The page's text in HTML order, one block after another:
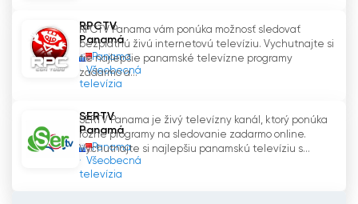
RPCTV
Panamá
Panama
Všeobecná
televízia
RPCTV Panama vám ponúka možnosť sledovať
bezplatnú živú internetovú televíziu. Vychutnajte si
tie najlepšie panamské televízne programy
zadarmo a...
SERTV
Panamá
Panama
Všeobecná
televízia
SERTV Panama je živý televízny kanál, ktorý ponúka
rôzne programy na sledovanie zadarmo online.
Vychutnajte si najlepšiu panamskú televíziu s...